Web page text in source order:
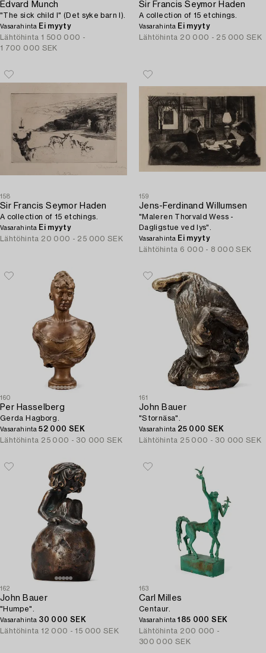
Edvard Munch
"The sick child I" (Det syke barn I).
Vasarahinta Ei myyty
Lähtöhinta 1 500 000 -
1 700 000 SEK
Sir Francis Seymor Haden
A collection of 15 etchings.
Vasarahinta Ei myyty
Lähtöhinta 20 000 - 25 000 SEK
158
Sir Francis Seymor Haden
A collection of 15 etchings.
Vasarahinta Ei myyty
Lähtöhinta 20 000 - 25 000 SEK
159
Jens-Ferdinand Willumsen
"Maleren Thorvald Wess -
Dagligstue ved lys".
Vasarahinta Ei myyty
Lähtöhinta 6 000 - 8 000 SEK
160
Per Hasselberg
Gerda Hagborg.
Vasarahinta52 000 SEK
Lähtöhinta 25 000 - 30 000 SEK
161
John Bauer
"Stornäsa".
Vasarahinta 25 000 SEK
Lähtöhinta 25 000 - 30 000 SEK
162
John Bauer
"Humpe".
Vasarahinta 30 000 SEK
Lähtöhinta 12 000 - 15 000 SEK
163
Carl Milles
Centaur.
Vasarahinta185 000 SEK
Lähtöhinta 200 000 -
300 000 SEK